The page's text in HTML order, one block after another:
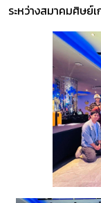
ระหว่างสมาคมศิษย์